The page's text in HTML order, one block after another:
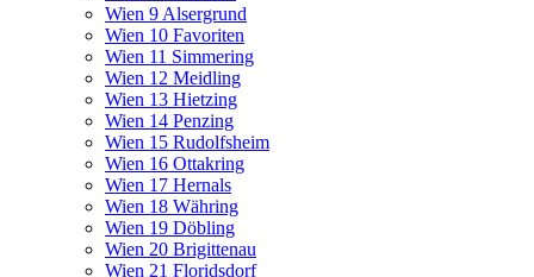
Wien 9 Alsergrund
Wien 10 Favoriten
Wien 11 Simmering
Wien 12 Meidling
Wien 13 Hietzing
Wien 14 Penzing
Wien 15 Rudolfsheim
Wien 16 Ottakring
Wien 17 Hernals
Wien 18 Währing
Wien 19 Döbling
Wien 20 Brigittenau
Wien 21 Floridsdorf